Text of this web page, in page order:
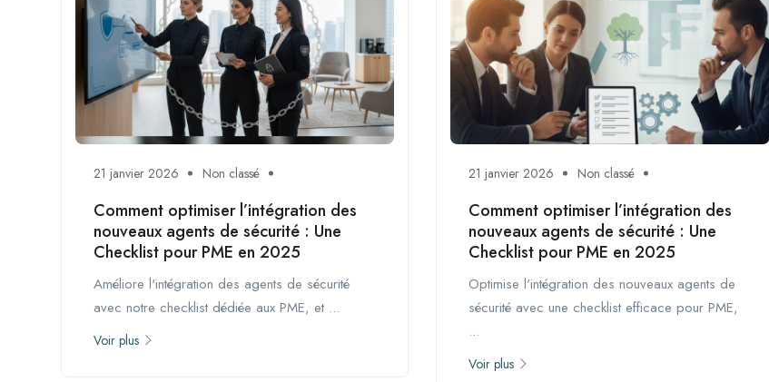
21 janvier 2026 Non classé
Comment optimiser l’intégration des
nouveaux agents de sécurité : Une
Checklist pour PME en 2025
Améliore l'intégration des agents de sécurité
avec notre checklist dédiée aux PME, et ...
Voir plus
21 janvier 2026 Non classé
Comment optimiser l’intégration des
nouveaux agents de sécurité : Une
Checklist pour PME en 2025
Optimise l'intégration des nouveaux agents de
sécurité avec une checklist efficace pour PME,
...
Voir plus